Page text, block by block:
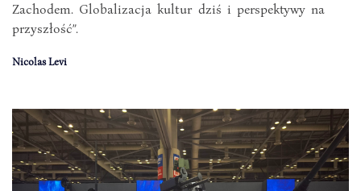
Zachodem. Globalizacja kultur dziś i perspektywy na
przyszłość”.
Nicolas Levi